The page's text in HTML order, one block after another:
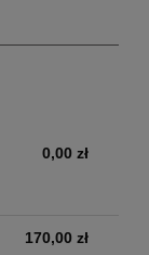
0,00 zł
170,00 zł